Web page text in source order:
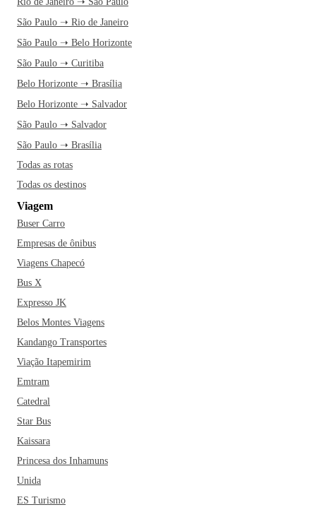
São Paulo ➝ Rio de Janeiro
São Paulo ➝ Belo Horizonte
São Paulo ➝ Curitiba
Belo Horizonte ➝ Brasília
Belo Horizonte ➝ Salvador
São Paulo ➝ Salvador
São Paulo ➝ Brasília
Todas as rotas
Todas os destinos
Viagem
Buser Carro
Empresas de ônibus
Viagens Chapecó
Bus X
Expresso JK
Belos Montes Viagens
Kandango Transportes
Viação Itapemirim
Emtram
Catedral
Star Bus
Kaissara
Princesa dos Inhamuns
Unida
ES Turismo